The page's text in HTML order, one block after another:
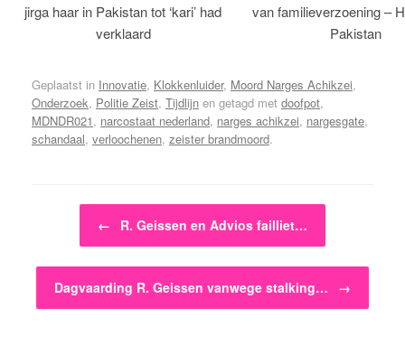
jirga haar in Pakistan tot ‘kari’ had
verklaard
van familieverzoening –
Pakistan
Geplaatst in Innovatie, Klokkenluider, Moord Narges Achikzei,
Onderzoek, Politie Zeist, Tijdlijn en getagd met doofpot,
MDNDR021, narcostaat nederland, narges achikzei, nargesgate,
schandaal, verloochenen, zeister brandmoord.
Bericht navigatie
← R. Geissen en Advios failliet…
Dagvaarding R. Geissen vanwege stalking… →